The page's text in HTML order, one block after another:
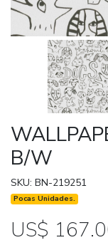
B/W
SKU: BN-219251
Pocas Unidades.
US$